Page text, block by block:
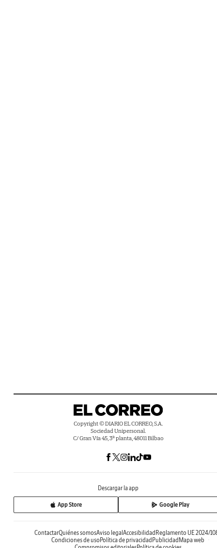
Copyright © DIARIO EL CORREO, S.A.
Sociedad Unipersonal.
C/ Gran Vía 45, 3ª planta, 48011 Bilbao
Descargar la app
App Store Google Play
ContactarQuiénes somosAviso legalAccesibilidadReglamento UE 2024/
Condiciones de usoPolítica de privacidadPublicidadMapa web